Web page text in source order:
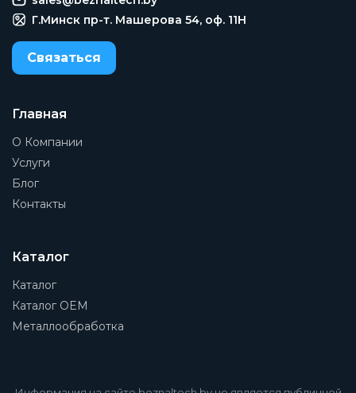
Г.Минск пр-т. Машерова 54, оф. 11H
Связаться
Главная
О Компании
Услуги
Блог
Контакты
Каталог
Каталог
Каталог OEM
Металлообработка